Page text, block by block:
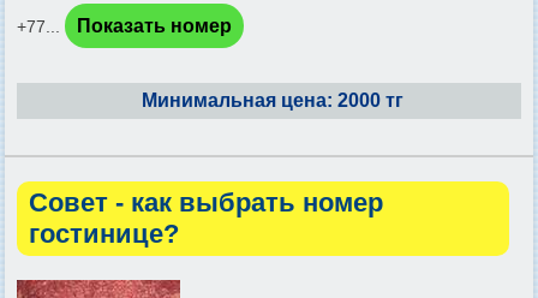
+77...
Показать номер
Минимальная цена: 2000 тг
Совет - как выбрать номер
гостинице?